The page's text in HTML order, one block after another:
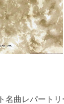
名曲レパートリ